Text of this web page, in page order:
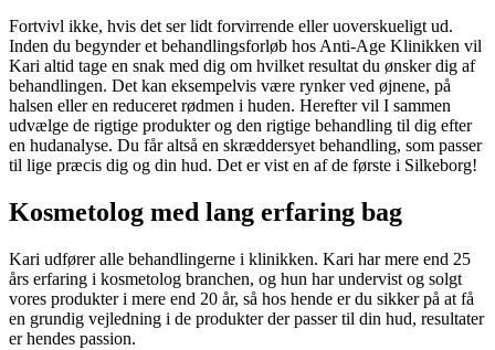
Fortvivl ikke, hvis det ser lidt forvirrende eller uoverskueligt ud.
Inden du begynder et behandlingsforløb hos Anti-Age Klinikken vil
Kari altid tage en snak med dig om hvilket resultat du ønsker dig af
behandlingen. Det kan eksempelvis være rynker ved øjnene, på
halsen eller en reduceret rødmen i huden. Herefter vil I sammen
udvælge de rigtige produkter og den rigtige behandling til dig efter
en hudanalyse. Du får altså en skræddersyet behandling, som passer
til lige præcis dig og din hud. Det er vist en af de første i Silkeborg!
Kosmetolog med lang erfaring bag
Kari udfører alle behandlingerne i klinikken. Kari har mere end 25
års erfaring i kosmetolog branchen, og hun har undervist og solgt
vores produkter i mere end 20 år, så hos hende er du sikker på at få
en grundig vejledning i de produkter der passer til din hud, resultater
er hendes passion.